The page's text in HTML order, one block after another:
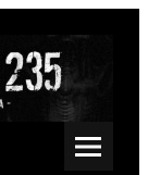
Space, Drone